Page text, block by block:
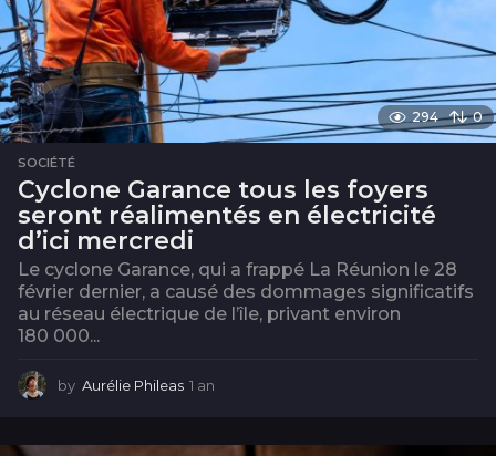
294 0
SOCIÉTÉ
Cyclone Garance tous les foyers
seront réalimentés en électricité
d’ici mercredi
Le cyclone Garance, qui a frappé La Réunion le 28
février dernier, a causé des dommages significatifs
au réseau électrique de l’île, privant environ
180 000...
by Aurélie Phileas 1 an